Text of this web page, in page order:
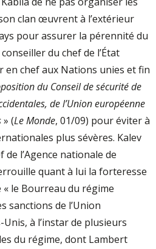
clan œuvrent à l’extérieur
pour assurer la pérennité du
du chef de l’État
en chef aux Na­tions unies et fin
du Conseil de sécurité de
de l’Union euro­péenne
» (Le Monde, 01/09) pour éviter à
plus sévères. Kalev
l’Agence nationale de
quant à lui la forteresse
« le Bour­reau du régime
sanc­tions de l’Union
à l’instar de plusieurs
du régime, dont Lambert